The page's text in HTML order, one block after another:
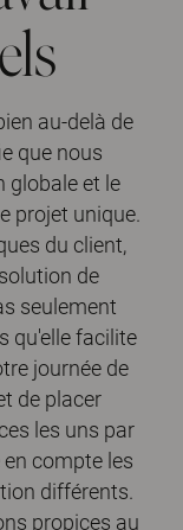
au-delà de
que nous
globale et le
projet unique.
du client,
de
seulement
qu'elle facilite
journée de
de placer
les uns par
compte les
différents.
propices au